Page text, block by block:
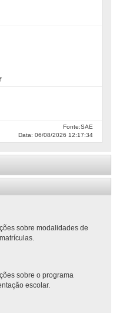
Fonte:SAE
Data: 06/08/2026 12:17:34
sobre modalidades de
sobre o programa
escolar.